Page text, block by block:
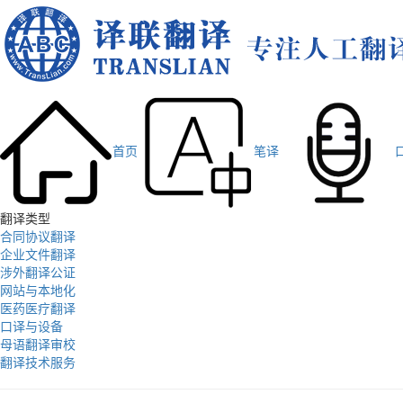
首页 笔译
翻译类型
合同协议翻译
企业文件翻译
涉外翻译公证
网站与本地化
医药医疗翻译
口译与设备
母语翻译审校
翻译技术服务